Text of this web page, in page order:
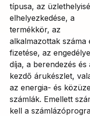
típusa, az
elhelyezkedése, a
termékkör, az
alkalmazottak száma
fizetése, az
díja, a berendezés és
kezdő árukészlet,
az energia- és
számlák. Emellett
kell a